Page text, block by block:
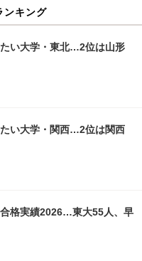
ンキング
い大学・東北…2位は山形
い大学・関西…2位は関西
格実績2026…東大55人、早